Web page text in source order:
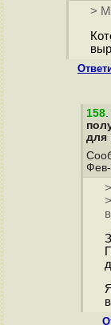
>
158.
для